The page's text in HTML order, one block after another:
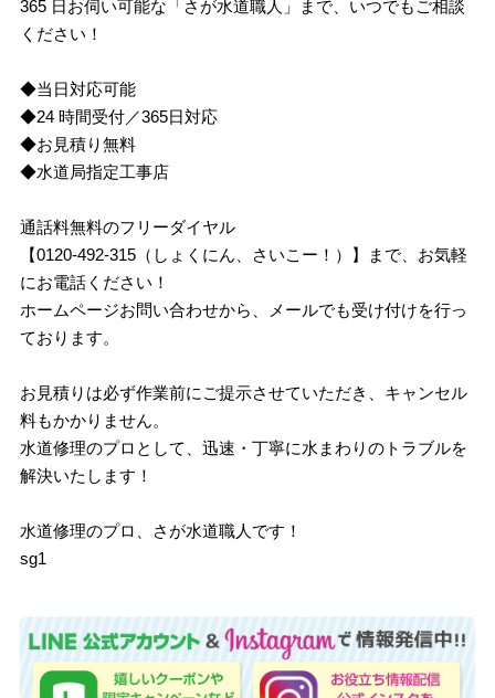
365 日お伺い可能な「さが水道職人」まで、いつでもご相談
ください！
◆当日対応可能
◆24 時間受付／365日対応
◆お見積り無料
◆水道局指定工事店
通話料無料のフリーダイヤル
【0120-492-315（しょくにん、さいこー！）】まで、お気軽
にお電話ください！
ホームページお問い合わせから、メールでも受け付けを行っ
ております。
お見積りは必ず作業前にご提示させていただき、キャンセル
料もかかりません。
水道修理のプロとして、迅速・丁寧に水まわりのトラブルを
解決いたします！
水道修理のプロ、さが水道職人です！
sg1